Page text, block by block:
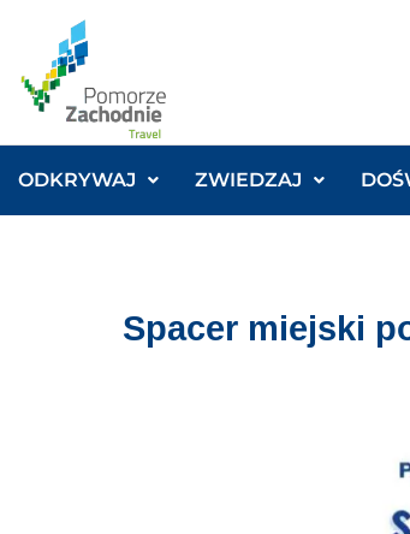
ODKRYWAJ ZWIEDZAJ
Spacer miejski